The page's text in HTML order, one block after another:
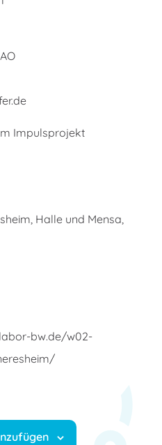
Impulsprojekt
Halle und Mensa,
bw.de/w02-